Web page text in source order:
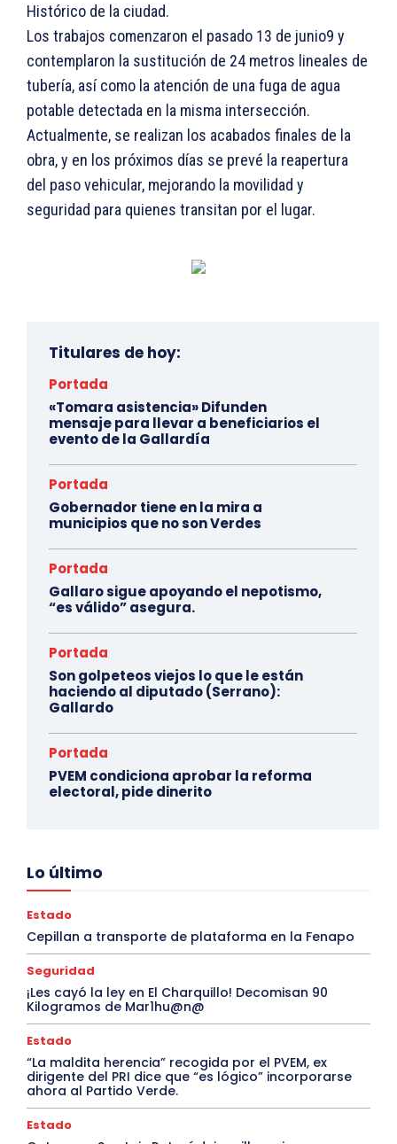
Histórico de la ciudad.
Los trabajos comenzaron el pasado 13 de junio9 y
contemplaron la sustitución de 24 metros lineales de
tubería, así como la atención de una fuga de agua
potable detectada en la misma intersección.
Actualmente, se realizan los acabados finales de la
obra, y en los próximos días se prevé la reapertura
del paso vehicular, mejorando la movilidad y
seguridad para quienes transitan por el lugar.
Titulares de hoy:
Portada
«Tomara asistencia» Difunden
mensaje para llevar a beneficiarios el
evento de la Gallardía
Portada
Gobernador tiene en la mira a
municipios que no son Verdes
Portada
Gallaro sigue apoyando el nepotismo,
“es válido” asegura.
Portada
Son golpeteos viejos lo que le están
haciendo al diputado (Serrano):
Gallardo
Portada
PVEM condiciona aprobar la reforma
electoral, pide dinerito
Lo último
Estado
Cepillan a transporte de plataforma en la Fenapo
Seguridad
¡Les cayó la ley en El Charquillo! Decomisan 90
Kilogramos de Mar1hu@n@
Estado
“La maldita herencia” recogida por el PVEM, ex
dirigente del PRI dice que “es lógico” incorporarse
ahora al Partido Verde.
Estado